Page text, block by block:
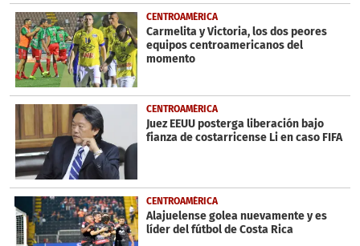
CENTROAMÉRICA
Carmelita y Victoria, los dos peores
equipos centroamericanos del
momento
CENTROAMÉRICA
Juez EEUU posterga liberación bajo
fianza de costarricense Li en caso FIFA
CENTROAMÉRICA
Alajuelense golea nuevamente y es
líder del fútbol de Costa Rica